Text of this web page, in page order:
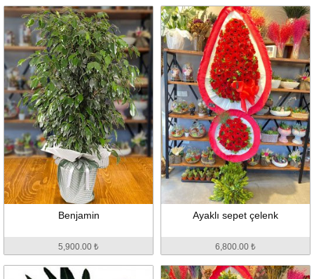
Benjamin
5,900.00 ₺
Ayaklı sepet çelenk
6,800.00 ₺